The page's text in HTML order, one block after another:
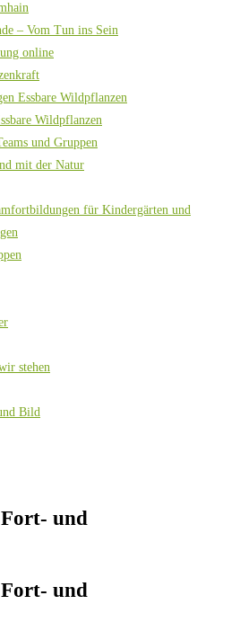
– Vom Tun ins Sein
online
Essbare Wildpflanzen
Wildpflanzen
und Gruppen
mit der Natur
für Kindergärten und
stehen
Bild
Fort- und
Fort- und